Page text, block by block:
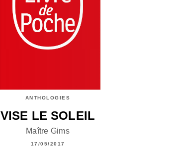
ANTHOLOGIES
VISE LE SOLEIL
Maître Gims
17/05/2017